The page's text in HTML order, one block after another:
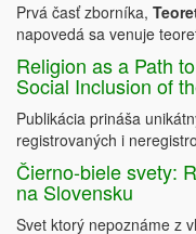
Prvá časť zborníka,
napovedá sa venuje
Religion as a Path
Social Inclusion of
Publikácia prináša
registrovaných i
Čierno-biele svety:
na Slovensku
Svet ktorý nepoznáme z